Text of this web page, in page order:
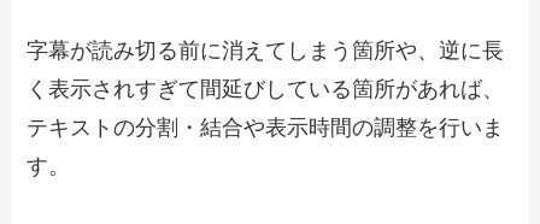
字幕が読み切る前に消えてしまう箇所や、逆に長
く表示されすぎて間延びしている箇所があれば、
テキストの分割・結合や表示時間の調整を行いま
す。